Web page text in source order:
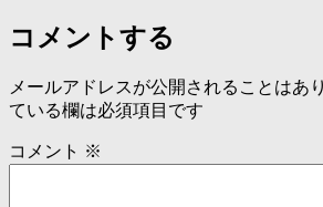
コメントする
メールアドレスが公開されることはあ
ている欄は必須項目です
コメント ※